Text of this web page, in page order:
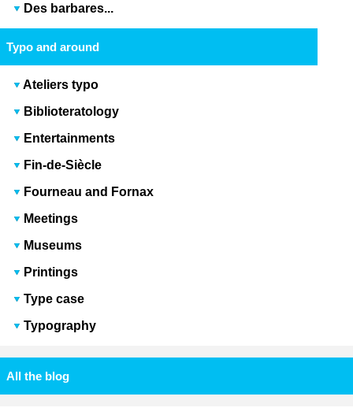
Des barbares...
Typo and around
Ateliers typo
Biblioteratology
Entertainments
Fin-de-Siècle
Fourneau and Fornax
Meetings
Museums
Printings
Type case
Typography
All the blog